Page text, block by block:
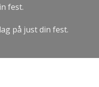
fest.
på just din fest.